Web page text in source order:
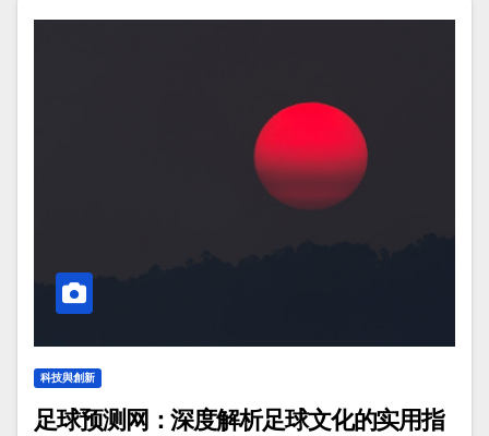
科技與創新
足球预测网：深度解析足球文化的实用指